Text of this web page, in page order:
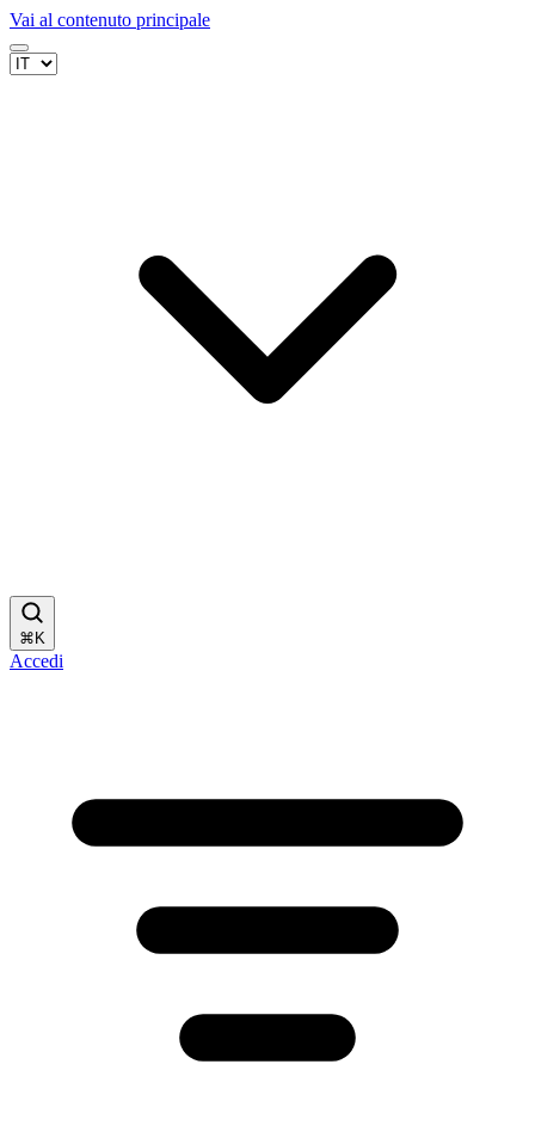
Vai al contenuto principale
⌘ K
Accedi